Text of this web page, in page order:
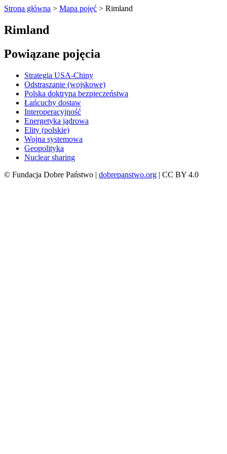
Strona główna > Mapa pojęć > Rimland
Rimland
Powiązane pojęcia
Strategia USA-Chiny
Odstraszanie (wojskowe)
Polska doktryna bezpieczeństwa
Łańcuchy dostaw
Interoperacyjność
Energetyka jądrowa
Elity (polskie)
Wojna systemowa
Geopolityka
Nuclear sharing
© Fundacja Dobre Państwo | dobrepanstwo.org | CC BY 4.0